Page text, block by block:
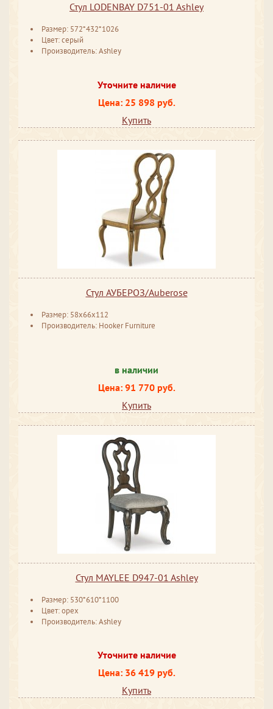
Стул LODENBAY D751-01 Ashley
Размер: 572*432*1026
Цвет: серый
Производитель: Ashley
Уточните наличие
Цена: 25 898 руб.
Купить
Стул АУБЕРОЗ/Auberose
Размер: 58x66x112
Производитель: Hooker Furniture
в наличии
Цена: 91 770 руб.
Купить
Стул MAYLEE D947-01 Ashley
Размер: 530*610*1100
Цвет: орех
Производитель: Ashley
Уточните наличие
Цена: 36 419 руб.
Купить